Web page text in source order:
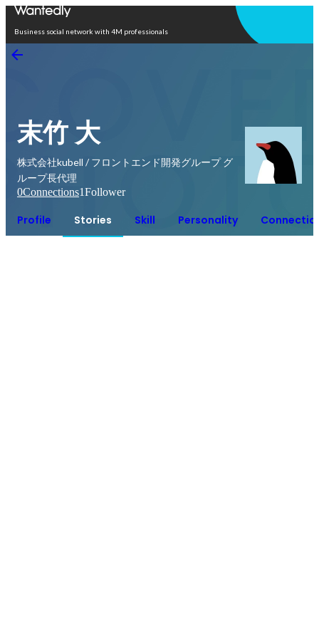
Business social network with 4M professionals
末竹 大
株式会社kubell / フロントエンド開発グループ グ
ループ長代理
0Connections1Follower
Profile Stories Skill Personality